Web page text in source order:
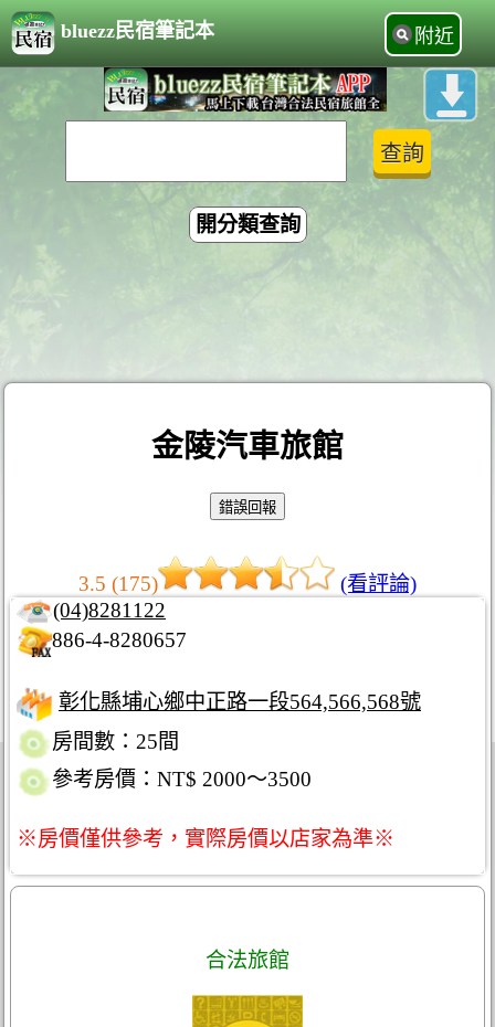
bluezz民宿筆記本 附近
開分類查詢
金陵汽車旅館
3.5 (175)
(看評論)
(04)8281122
886-4-8280657
彰化縣埔心鄉中正路一段564,566,568號
房間數：25間
參考房價：NT$ 2000～3500
※房價僅供參考，實際房價以店家為準※
合法旅館